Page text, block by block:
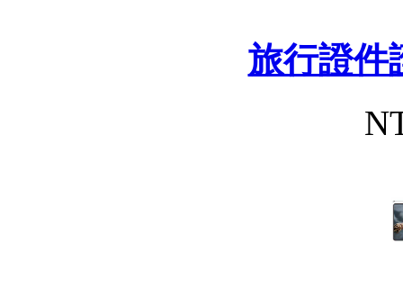
旅行證件